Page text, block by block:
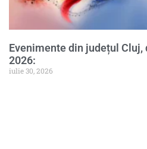
Evenimente din județul Cluj,
2026:
iulie 30, 2026